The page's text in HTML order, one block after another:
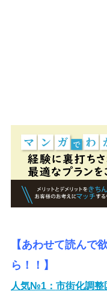
【あわせて読んで
ら！！】
人気№1： 市街化調整